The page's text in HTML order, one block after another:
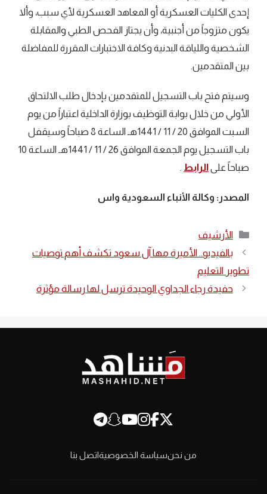
إحدى الكليات العسكرية أو المعاهد العسكرية لأي سبب، وألا
يكون متزوجاً من أجنبية، وأن يجتاز الفحص الطبي والمقابلة
الشخصية واللياقة البدنية وكافة الاختبارات المقررة للمفاضلة
بين المتقدمين.
وسيتم فتح باب التسجيل للمتقدمين بإدخال طلب الالتحاق
الأولي من خلال بوابة التوظيف بوزارة الداخلية اعتباراً من يوم
السبت الموافق 20 / 11 / 1441هـ الساعة 8 صباحاً وسيقفل
باب التسجيل يوم الجمعة الموافق 26 / 11 / 1441هـ الساعة 10
صباحاً على الرابط .
المصدر: وكالة الأنباء السعودية واس
التصنيفات
الأرشيف
بالفيديو.. الأميرة مها آل سعود تكشف أهم توصيات
تطوير التعليم
حفيدة رجاء الجداوي الوحيدة ترسل لها رسالة مؤثرة
من نحنسياسة الخصوصيةاتصل بنا